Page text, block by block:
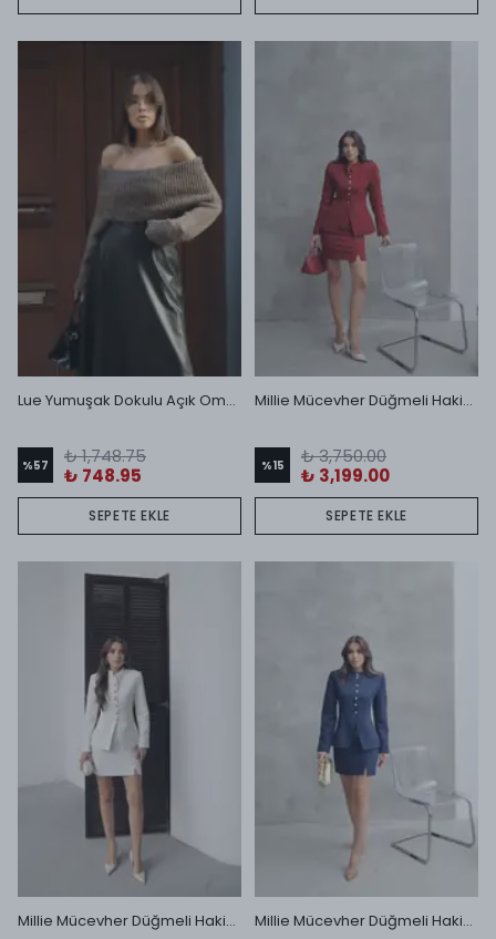
Lue Yumuşak Dokulu Açık Omuzlu Kazak
%57
₺ 1,748.75
₺ 748.95
SEPETE EKLE
Millie Mücevher Düğmeli Hakim Yakalı Mini Etek Takım Bordo
%15
₺ 3,750.00
₺ 3,199.00
SEPETE EKLE
Millie Mücevher Düğmeli Hakim Yakalı Mini Etek Takım Ekru Millie Mücevher Düğmeli Hakim Yakalı Mini Etek Takım Lacivert